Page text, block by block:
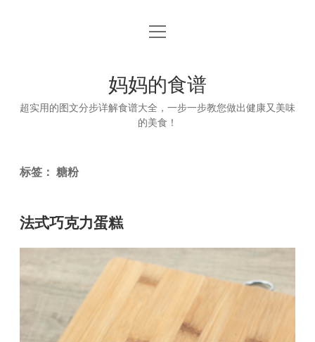
首页
open
妈妈的食谱
超实用的图文分步详解食谱大全，一步一步教您做出健康又美味
的美食！
标签： 糖粉
法式巧克力蛋糕